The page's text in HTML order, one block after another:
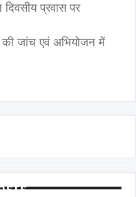
प्रवास पर
की जांच एवं अभियोजन में